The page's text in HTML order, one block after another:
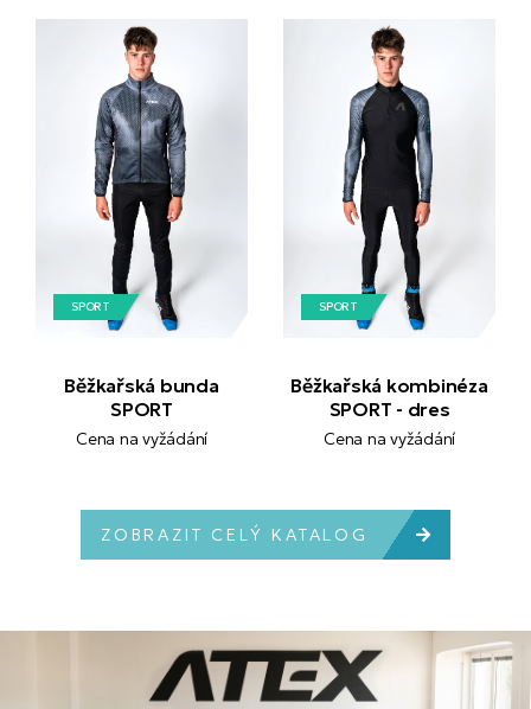
SPORT
Běžkařská bunda
SPORT
Cena na vyžádání
SPORT
Běžkařská kombinéza
SPORT - dres
Cena na vyžádání
ZOBRAZIT CELÝ KATALOG